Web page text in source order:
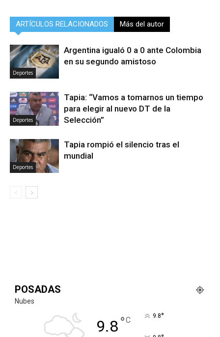
ARTÍCULOS RELACIONADOS Más del autor
Deportes
Argentina igualó 0 a 0 ante Colombia
en su segundo amistoso
Deportes
Tapia: “Vamos a tomarnos un tiempo
para elegir al nuevo DT de la
Selección”
Deportes
Tapia rompió el silencio tras el
mundial
POSADAS
Nubes
9.8°C 9.8°